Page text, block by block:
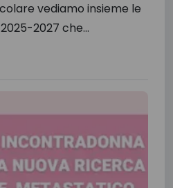
vediamo insieme le
2027 che...